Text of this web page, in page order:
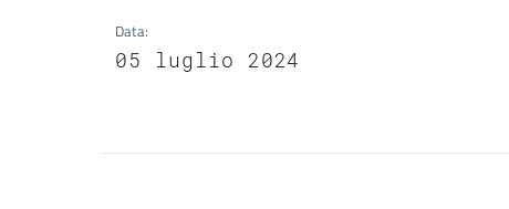
Data:
05 luglio 2024